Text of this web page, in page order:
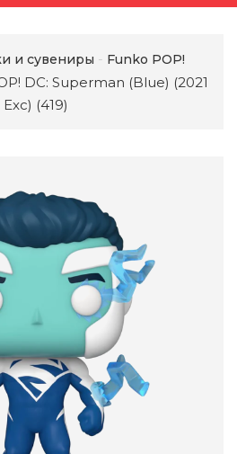
и сувениры Funko POP!
DC: Superman (Blue) (2021
Exc) (419)